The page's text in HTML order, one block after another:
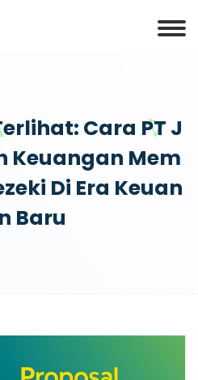
Cara PT J
Keuangan Mem
Di Era Keuan
Baru